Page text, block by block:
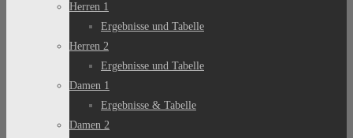
Herren 1
Ergebnisse und Tabelle
Herren 2
Ergebnisse und Tabelle
Damen 1
Ergebnisse & Tabelle
Damen 2